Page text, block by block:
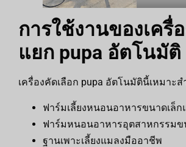
การใช้งานของเครื่
แยก pupa อัตโนมัติ
เครื่องคัดเลือก pupa อัตโนมัตินี้เหมาะส
ฟาร์มเลี้ยงหนอนอาหารขนาดเล็ก
ฟาร์มหนอนอาหารอุตสาหกรรม
ฐานเพาะเลี้ยงแมลงมืออาชีพ